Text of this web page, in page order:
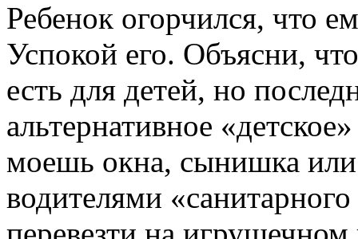
Ребенок огорчился, что
Успокой его. Объясни,
есть для детей, но
альтернативное
моешь окна, сынишка или
водителями